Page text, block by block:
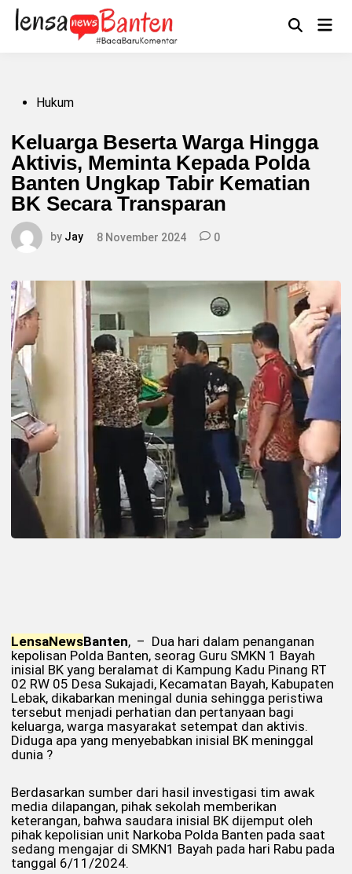
Skip
content
OpenMain
PostedHukum
Keluarga Beserta Warga Hingga
Aktivis, Meminta Kepada Polda
Banten Ungkap Tabir Kematian
BK Secara Transparan
by Jay 8 November 2024 0
LensaNewsBanten, – Dua hari dalam penanganan
kepolisan Polda Banten, seorag Guru SMKN 1 Bayah
inisial BK yang beralamat di Kampung Kadu Pinang RT
02 RW 05 Desa Sukajadi, Kecamatan Bayah, Kabupaten
Lebak, dikabarkan meningal dunia sehingga peristiwa
tersebut menjadi perhatian dan pertanyaan bagi
keluarga, warga masyarakat setempat dan aktivis.
Diduga apa yang menyebabkan inisial BK meninggal
dunia ?
Berdasarkan sumber dari hasil investigasi tim awak
media dilapangan, pihak sekolah memberikan
keterangan, bahwa saudara inisial BK dijemput oleh
pihak kepolisian unit Narkoba Polda Banten pada saat
sedang mengajar di SMKN1 Bayah pada hari Rabu pada
tanggal 6/11/2024.